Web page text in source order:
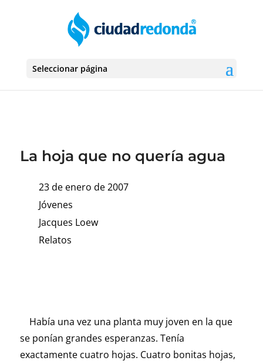
Seleccionar página
La hoja que no quería agua
23 de enero de 2007
Jóvenes
Jacques Loew
Relatos
Había una vez una planta muy joven en la que
se ponían grandes esperanzas. Tenía
exactamente cuatro hojas. Cuatro bonitas hojas,